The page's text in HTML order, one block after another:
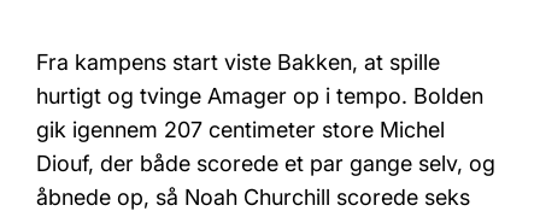
Fra kampens start viste Bakken, at spille
hurtigt og tvinge Amager op i tempo. Bolden
gik igennem 207 centimeter store Michel
Diouf, der både scorede et par gange selv, og
åbnede op, så Noah Churchill scorede seks